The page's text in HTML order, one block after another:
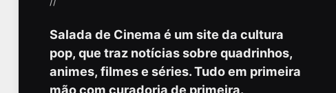
Salada de Cinema é um site da cultura
pop, que traz notícias sobre quadrinhos,
animes, filmes e séries. Tudo em primeira
mão com curadoria de primeira.